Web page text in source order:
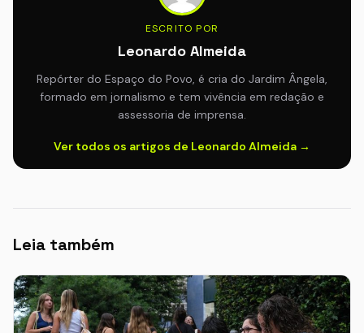
ESCRITO POR
Leonardo Almeida
Repórter do Espaço do Povo, é cria do Jardim Ângela,
formado em jornalismo e tem vivência em redação e
assessoria de imprensa.
Ver todos os artigos de Leonardo Almeida →
Leia também